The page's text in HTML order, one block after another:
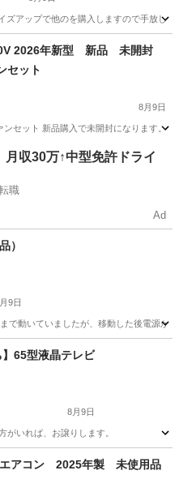
ズアップで他のを購入しますので手放し
ッチン家電
セット
8月9日
ンセット 新品購入で未開封になります。
他
月収30万↑中型免許ドライ
職
Ad
）
9日
で動いていましたが、移動した後電源
キッチン家電
】65型液晶テレビ
8月9日
がいれば、お譲りします。
アコン 2025年製 未使用品